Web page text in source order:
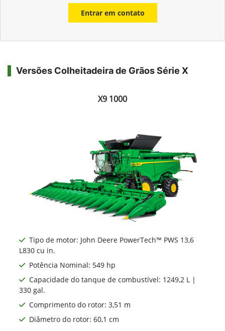
Entrar em contato
Versões Colheitadeira de Grãos Série X
X9 1000
Tipo de motor: John Deere PowerTech™ PWS 13,6
L830 cu in.
Potência Nominal: 549 hp
Capacidade do tanque de combustível: 1249,2 L |
330 gal.
Comprimento do rotor: 3,51 m
Diâmetro do rotor: 60,1 cm